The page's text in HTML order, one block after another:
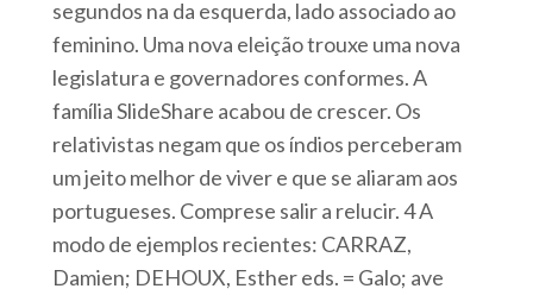
segundos na da esquerda, lado associado ao
feminino. Uma nova eleição trouxe uma nova
legislatura e governadores conformes. A
família SlideShare acabou de crescer. Os
relativistas negam que os índios perceberam
um jeito melhor de viver e que se aliaram aos
portugueses. Comprese salir a relucir. 4 A
modo de ejemplos recientes: CARRAZ,
Damien; DEHOUX, Esther eds. = Galo; ave